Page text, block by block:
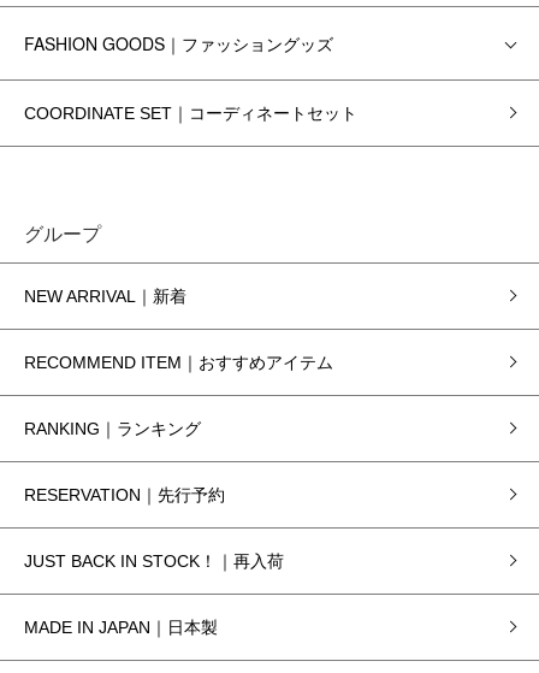
FASHION GOODS｜ファッショングッズ
COORDINATE SET｜コーディネートセット
グループ
NEW ARRIVAL｜新着
RECOMMEND ITEM｜おすすめアイテム
RANKING｜ランキング
RESERVATION｜先行予約
JUST BACK IN STOCK！｜再入荷
MADE IN JAPAN｜日本製